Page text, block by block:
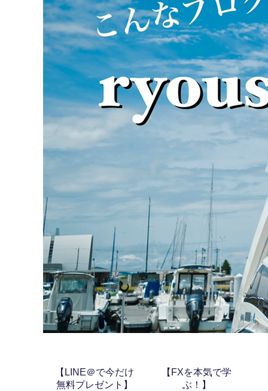
【LINE＠で今だけ
無料プレゼント】
【FXを本気で学
ぶ！】